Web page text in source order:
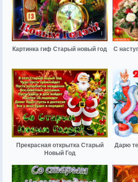
Картинка гиф Старый новый год
С
Прекрасная открытка Старый
Новый Год
Дарю